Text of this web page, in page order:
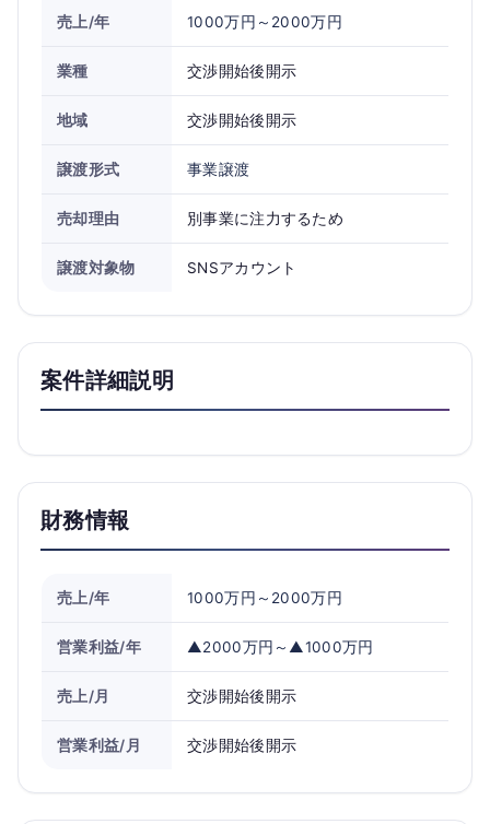
売上/年 1000万円～2000万円
業種 交渉開始後開示
地域 交渉開始後開示
譲渡形式 事業譲渡
売却理由 別事業に注力するため
譲渡対象物 SNSアカウント
案件詳細説明
財務情報
売上/年 1000万円～2000万円
営業利益/年 ▲2000万円～▲1000万円
売上/月 交渉開始後開示
営業利益/月 交渉開始後開示